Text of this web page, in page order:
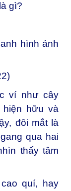
gì?
hình ảnh
ví như cây
hiện hữu và
đôi mắt là
qua hai
thấy tâm
quí, hay